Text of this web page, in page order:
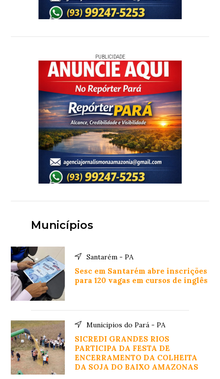
PUBLICIDADE
Municípios
Santarém - PA
Sesc em Santarém abre inscrições
para 120 vagas em cursos de inglês
Municipios do Pará - PA
SICREDI GRANDES RIOS
PARTICIPA DA FESTA DE
ENCERRAMENTO DA COLHEITA
DA SOJA DO BAIXO AMAZONAS